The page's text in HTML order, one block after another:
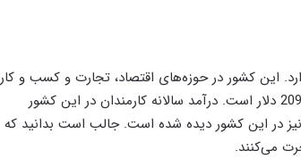
این کشور در حوزه‌های اقتصاد، تجارت و کسب و کار
زبان‌زد است. میانگین درآمد سالانه اشخاص در سوییس 209,000 دلار است. درآمد سالانه کارمندان در این کشور
و حتی افزایش 50 درصدی حقوق نیز در این کشور دیده شده است. جالب است بدانید که
می‌کنند.